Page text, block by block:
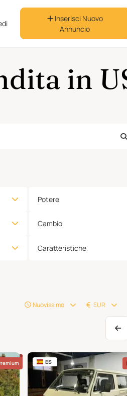
Inserisci Nuovo
Annuncio
in
Potere
Cambio
Caratteristiche
Nuovissimo EUR
ES